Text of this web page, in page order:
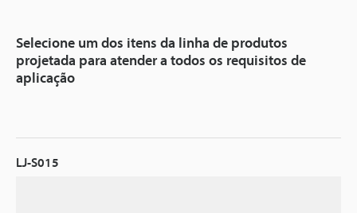
Selecione um dos itens da linha de produtos
projetada para atender a todos os requisitos de
aplicação
LJ-S015